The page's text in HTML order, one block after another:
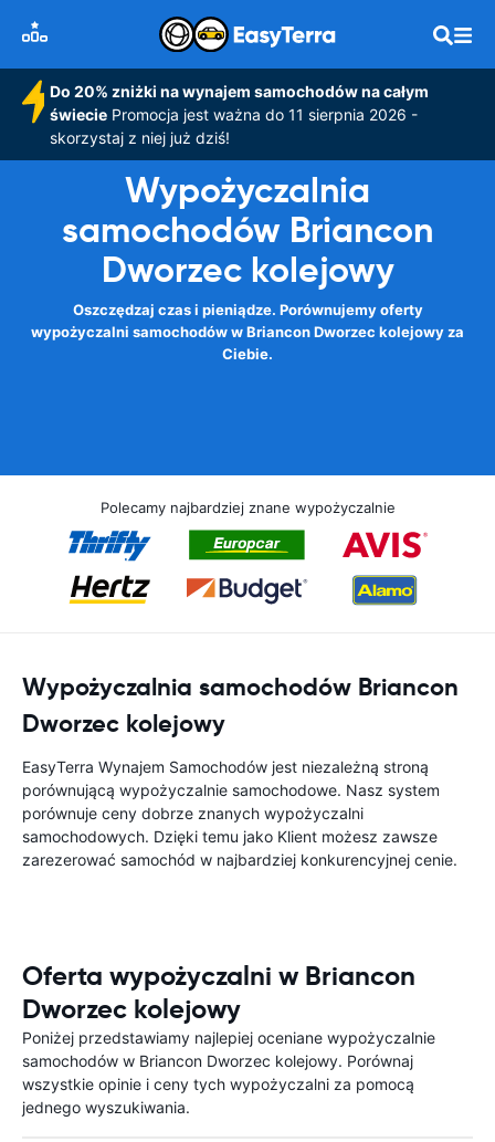
Do 20% zniżki na wynajem samochodów na całym
świeciePromocja jest ważna do 11 sierpnia 2026 -
skorzystaj z niej już dziś!
Wypożyczalnia
samochodów Briancon
Dworzec kolejowy
Oszczędzaj czas i pieniądze. Porównujemy oferty
wypożyczalni samochodów w Briancon Dworzec kolejowy za
Ciebie.
Polecamy najbardziej znane wypożyczalnie
Wypożyczalnia samochodów Briancon
Dworzec kolejowy
EasyTerra Wynajem Samochodów jest niezależną stroną
porównującą wypożyczalnie samochodowe. Nasz system
porównuje ceny dobrze znanych wypożyczalni
samochodowych. Dzięki temu jako Klient możesz zawsze
zarezerować samochód w najbardziej konkurencyjnej cenie.
Oferta wypożyczalni w Briancon
Dworzec kolejowy
Poniżej przedstawiamy najlepiej oceniane wypożyczalnie
samochodów w Briancon Dworzec kolejowy. Porównaj
wszystkie opinie i ceny tych wypożyczalni za pomocą
jednego wyszukiwania.